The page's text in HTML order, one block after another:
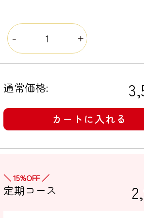
通常価格:
カートに入れる
＼ 15%OFF ／
定期コース